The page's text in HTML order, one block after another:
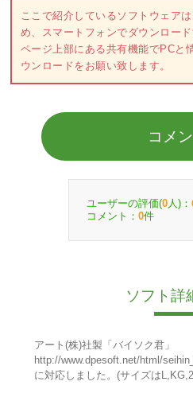
ここで紹介しているソフトウェア
め、スマートフォンでダウンロー
ページ上部にある共有機能でPCと
ウンロードをお願い致します。
コメ
ユーザーの評価(0 人)：
コメント： 0件
ソフト詳
アート(株)社製「バイソク君」
http://www.dpesoft.net/html/
に対応しました。(サイズは